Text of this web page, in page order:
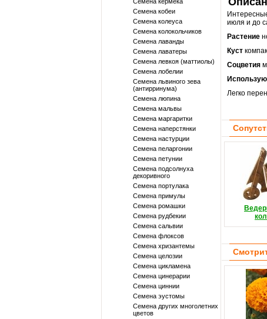
Семена кобеи
Семена колеуса
Семена колокольчиков
Семена лаванды
Семена лаватеры
Семена левкоя (маттиолы)
Семена лобелии
Семена львиного зева
(антирринума)
Семена люпина
Семена мальвы
Семена маргаритки
Семена наперстянки
Семена настурции
Семена пеларгонии
Семена петунии
Семена подсолнуха
декоривного
Семена портулака
Семена примулы
Семена ромашки
Семена рудбекии
Семена сальвии
Семена флоксов
Семена хризантемы
Семена целозии
Семена цикламена
Семена цинерарии
Семена циннии
Семена эустомы
Семена других многолетних
цветов
июля и до
Растение
Куст
Соцветия
Легко